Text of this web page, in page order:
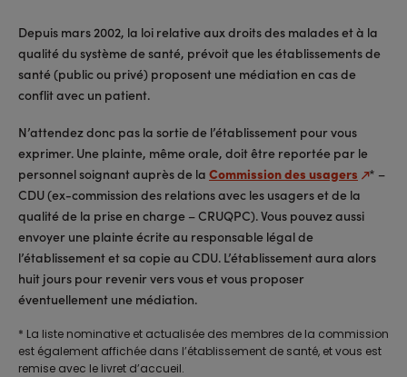
Depuis mars 2002, la loi relative aux droits des malades et à la
qualité du système de santé, prévoit que les établissements de
santé (public ou privé) proposent une médiation en cas de
conflit avec un patient.
N’attendez donc pas la sortie de l’établissement pour vous
exprimer. Une plainte, même orale, doit être reportée par le
personnel soignant auprès de la Commission des usagers
* –
CDU (ex-commission des relations avec les usagers et de la
qualité de la prise en charge – CRUQPC). Vous pouvez aussi
envoyer une plainte écrite au responsable légal de
l’établissement et sa copie au CDU. L’établissement aura alors
huit jours pour revenir vers vous et vous proposer
éventuellement une médiation.
* La liste nominative et actualisée des membres de la commission
est également affichée dans l’établissement de santé, et vous est
remise avec le livret d’accueil.